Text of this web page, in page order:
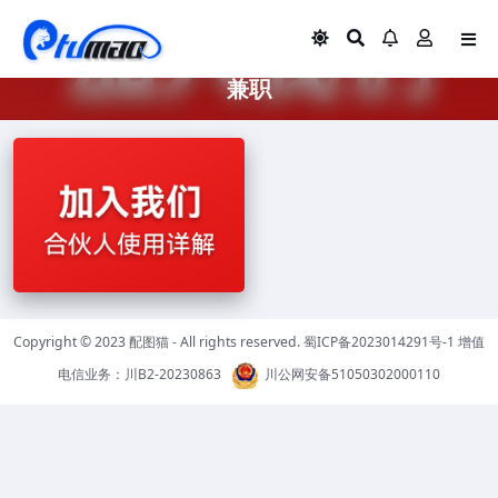
兼职
3 年前
Copyright © 2023配图猫- All rights reserved.蜀ICP备2023014291号-1 增值
电信业务： 川B2-20230863 川公网安备51050302000110